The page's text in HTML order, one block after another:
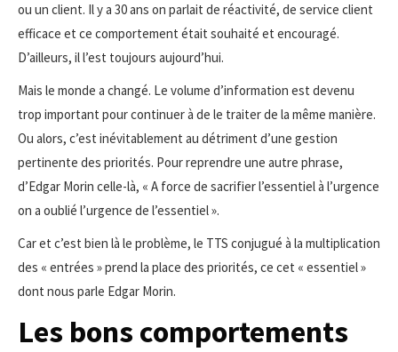
ou un client. Il y a 30 ans on parlait de réactivité, de service client
efficace et ce comportement était souhaité et encouragé.
D’ailleurs, il l’est toujours aujourd’hui.
Mais le monde a changé. Le volume d’information est devenu
trop important pour continuer à de le traiter de la même manière.
Ou alors, c’est inévitablement au détriment d’une gestion
pertinente des priorités. Pour reprendre une autre phrase,
d’Edgar Morin celle-là, « A force de sacrifier l’essentiel à l’urgence
on a oublié l’urgence de l’essentiel ».
Car et c’est bien là le problème, le TTS conjugué à la multiplication
des « entrées » prend la place des priorités, ce cet « essentiel »
dont nous parle Edgar Morin.
Les bons comportements